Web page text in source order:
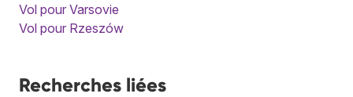
Vol pour Varsovie
Vol pour Rzeszów
Recherches liées